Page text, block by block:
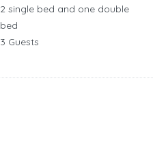
2 single bed and one double
bed
3 Guests